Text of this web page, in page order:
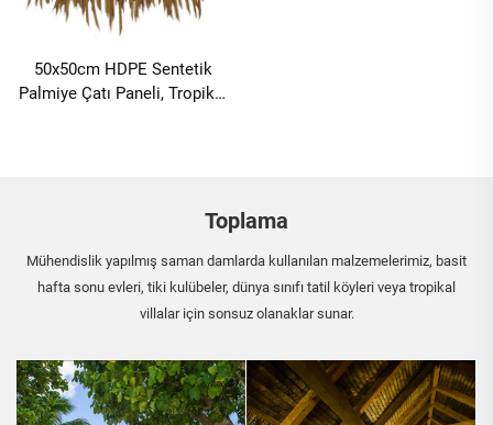
50x50cm HDPE Sentetik
Palmiye Çatı Paneli, Tropikal
Toplama
Mühendislik yapılmış saman damlarda kullanılan malzemelerimiz, basit
hafta sonu evleri, tiki kulübeler, dünya sınıfı tatil köyleri veya tropikal
villalar için sonsuz olanaklar sunar.